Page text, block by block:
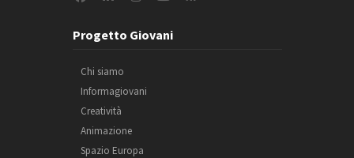
Progetto Giovani
Chi siamo
Informagiovani
Creatività
Animazione
Spazio Europa